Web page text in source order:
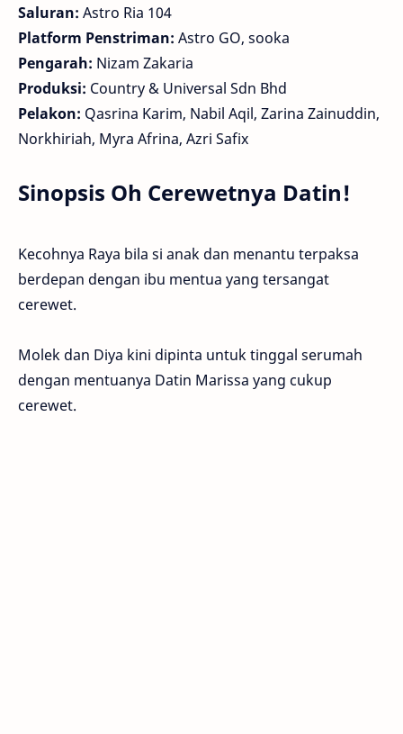
Saluran: Astro Ria 104
Platform Penstriman: Astro GO, sooka
Pengarah: Nizam Zakaria
Produksi: Country & Universal Sdn Bhd
Pelakon: Qasrina Karim, Nabil Aqil, Zarina Zainuddin,
Norkhiriah, Myra Afrina, Azri Safix
Sinopsis Oh Cerewetnya Datin!
Kecohnya Raya bila si anak dan menantu terpaksa
berdepan dengan ibu mentua yang tersangat
cerewet.
Molek dan Diya kini dipinta untuk tinggal serumah
dengan mentuanya Datin Marissa yang cukup
cerewet.